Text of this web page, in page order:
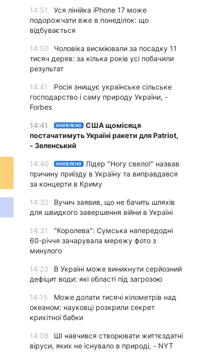
14:51
Уся лінійка iPhone 17 може
подорожчати вже в понеділок: що
відбувається
14:50
Чоловіка висміювали за посадку 11
тисяч дерев: за кілька років усі побачили
результат
14:41
Росія знищує українське сільське
господарство і саму природу України, -
Forbes
14:41 ОНОВЛЕНО
США щомісяця
постачатимуть Україні ракети для Patriot,
- Зеленський
14:40 ОНОВЛЕНО
Лідер "Ногу свело!" назвав
причину приїзду в Україну та виправдався
за концерти в Криму
14:32
Вучич заявив, що не бачить шляхів
для швидкого завершення війни в Україні
14:31
"Королева": Сумська напередодні
60-річчя зачарувала мережу фото з
минулого
14:23
В Україні може виникнути серйозний
дефіцит води: які області під загрозою
14:15
Може долати тисячі кілометрів над
океаном: науковці розкрили секрет
крихітної бабки
14:08
ШІ навчився створювати життєздатні
віруси, яких не існувало в природі, - NYT